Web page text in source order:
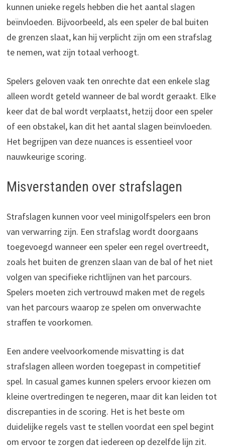
kunnen unieke regels hebben die het aantal slagen
beïnvloeden. Bijvoorbeeld, als een speler de bal buiten
de grenzen slaat, kan hij verplicht zijn om een strafslag
te nemen, wat zijn totaal verhoogt.
Spelers geloven vaak ten onrechte dat een enkele slag
alleen wordt geteld wanneer de bal wordt geraakt. Elke
keer dat de bal wordt verplaatst, hetzij door een speler
of een obstakel, kan dit het aantal slagen beïnvloeden.
Het begrijpen van deze nuances is essentieel voor
nauwkeurige scoring.
Misverstanden over strafslagen
Strafslagen kunnen voor veel minigolfspelers een bron
van verwarring zijn. Een strafslag wordt doorgaans
toegevoegd wanneer een speler een regel overtreedt,
zoals het buiten de grenzen slaan van de bal of het niet
volgen van specifieke richtlijnen van het parcours.
Spelers moeten zich vertrouwd maken met de regels
van het parcours waarop ze spelen om onverwachte
straffen te voorkomen.
Een andere veelvoorkomende misvatting is dat
strafslagen alleen worden toegepast in competitief
spel. In casual games kunnen spelers ervoor kiezen om
kleine overtredingen te negeren, maar dit kan leiden tot
discrepanties in de scoring. Het is het beste om
duidelijke regels vast te stellen voordat een spel begint
om ervoor te zorgen dat iedereen op dezelfde lijn zit.